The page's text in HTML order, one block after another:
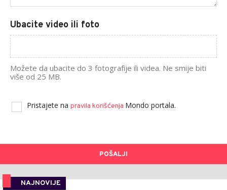
Ubacite video ili foto
Možete da ubacite do 3 fotografije ili videa. Ne smije biti
više od 25 MB.
Pristajete na pravila korišćenja Mondo portala.
POŠALJI
NAJNOVIJE